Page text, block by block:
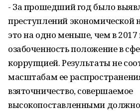
- За прошедший год было
преступлений экономической
это на одно меньше, чем в
озабоченность положе­ние в
коррупцией. Резуль­таты не
масштабам ее
взяточниче­ство, совершаемое
высокопоставленными